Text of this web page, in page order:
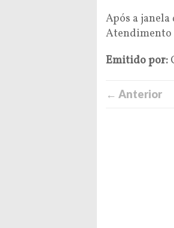
Após a
Atendimento
Emitido por:
← Anterior